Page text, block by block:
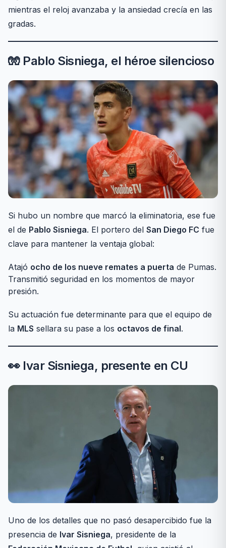
mientras el reloj avanzaba y la ansiedad crecía en las
gradas.
🧤 Pablo Sisniega, el héroe silencioso
Si hubo un nombre que marcó la eliminatoria, ese fue
el de Pablo Sisniega. El portero del San Diego FC fue
clave para mantener la ventaja global:
Atajó ocho de los nueve remates a puerta de Pumas.
Transmitió seguridad en los momentos de mayor
presión.
Su actuación fue determinante para que el equipo de
la MLS sellara su pase a los octavos de final.
👀 Ivar Sisniega, presente en CU
Uno de los detalles que no pasó desapercibido fue la
presencia de Ivar Sisniega, presidente de la